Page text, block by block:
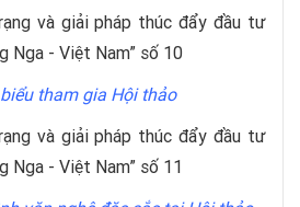
tham gia Hội thảo